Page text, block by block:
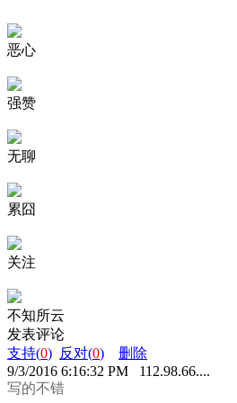
恶心
强赞
无聊
累囧
关注
不知所云
发表评论
支持(0) 反对(0)
删除
9/3/2016 6:16:32 PM 112.98.66....
写的不错